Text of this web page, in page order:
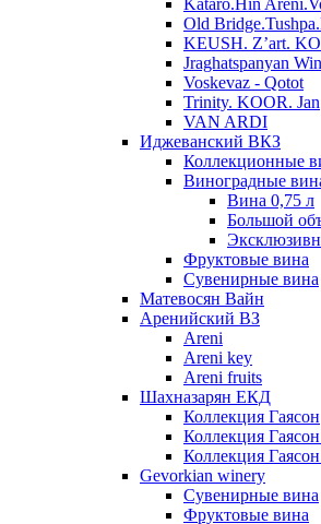
Kataro.Hin
Old
KEUSH. Z’art.
Jraghatspanyan
Voskevaz - Qotot
Trinity. KOOR. Jan
VAN ARDI
Иджеванский ВКЗ
Коллекционные
Виноградные
Вина 0,75 л
Большой
Фруктовые вина
Cувенирные вина
Матевосян Вайн
Аренийский ВЗ
Areni
Areni key
Areni fruits
Шахназарян ЕКД
Коллекция Гаясон
Коллекция
Коллекция
Gevorkian winery
Сувенирные вина
Фруктовые вина